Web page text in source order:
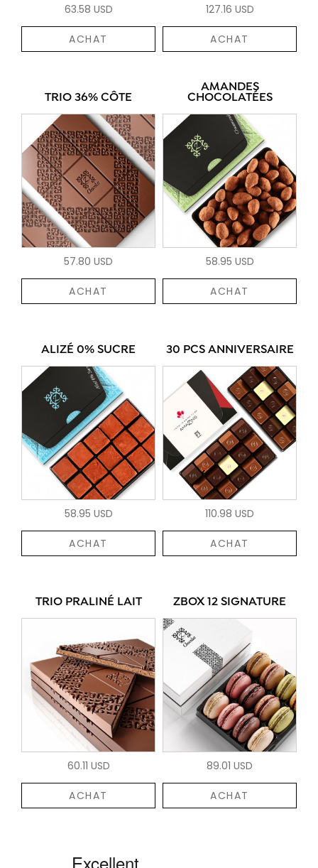
63.58 USD
ACHAT
127.16 USD
ACHAT
TRIO 36% CÔTE
57.80 USD
ACHAT
AMANDES
CHOCOLATÉES
58.95 USD
ACHAT
ALIZÉ 0% SUCRE
58.95 USD
ACHAT
30 PCS ANNIVERSAIRE
110.98 USD
ACHAT
TRIO PRALINÉ LAIT
60.11 USD
ACHAT
ZBOX 12 SIGNATURE
89.01 USD
ACHAT